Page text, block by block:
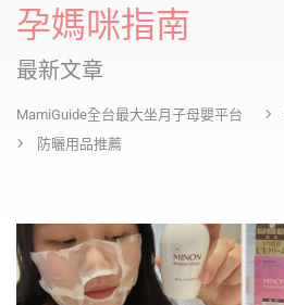
孕媽咪指南
最新文章
MamiGuide全台最大坐月子母嬰平台
防曬用品推薦